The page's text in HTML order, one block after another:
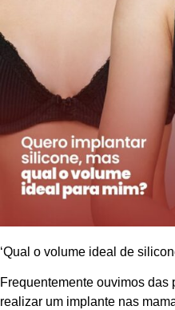
‘Qual o volume ideal de
Frequentemente ouvimos das
realizar um implante nas